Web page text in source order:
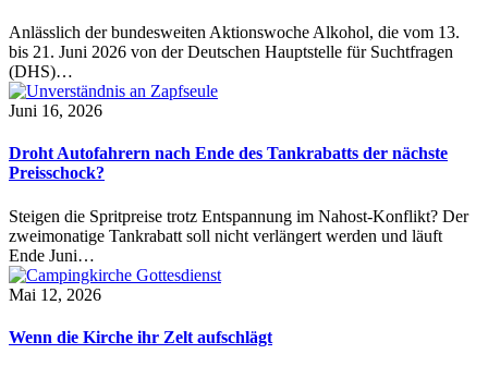
Anlässlich der bundesweiten Aktionswoche Alkohol, die vom 13.
bis 21. Juni 2026 von der Deutschen Hauptstelle für Suchtfragen
(DHS)…
Juni 16, 2026
Droht Autofahrern nach Ende des Tankrabatts der nächste
Preisschock?
Steigen die Spritpreise trotz Entspannung im Nahost-Konflikt? Der
zweimonatige Tankrabatt soll nicht verlängert werden und läuft
Ende Juni…
Mai 12, 2026
Wenn die Kirche ihr Zelt aufschlägt